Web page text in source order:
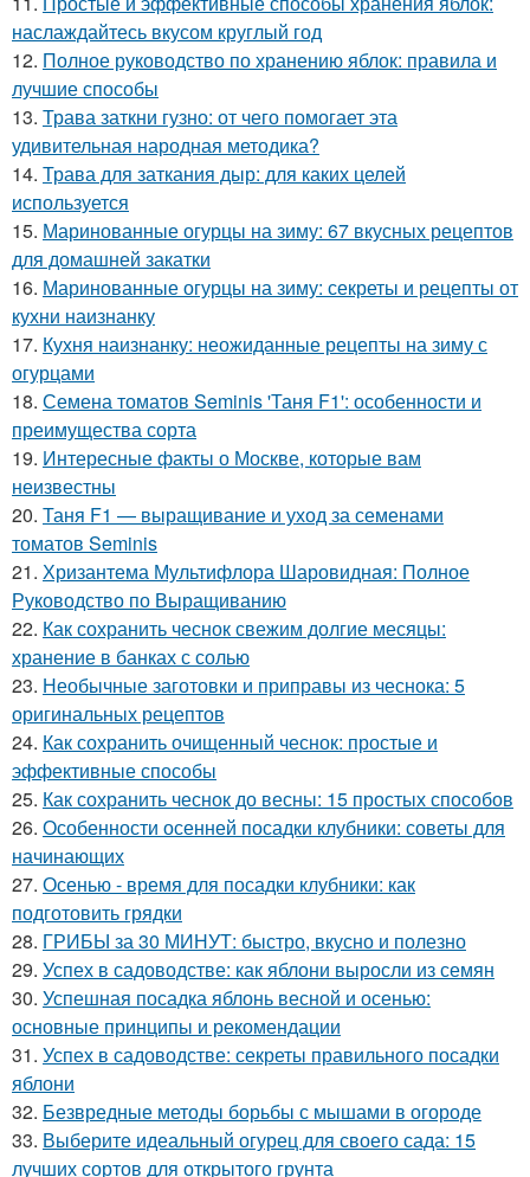
наслаждайтесь вкусом круглый год
12. Полное руководство по хранению яблок: правила и
лучшие способы
13. Трава заткни гузно: от чего помогает эта
удивительная народная методика?
14. Трава для заткания дыр: для каких целей
используется
15. Маринованные огурцы на зиму: 67 вкусных рецептов
для домашней закатки
16. Маринованные огурцы на зиму: секреты и рецепты от
кухни наизнанку
17. Кухня наизнанку: неожиданные рецепты на зиму с
огурцами
18. Семена томатов Seminis 'Таня F1': особенности и
преимущества сорта
19. Интересные факты о Москве, которые вам
неизвестны
20. Таня F1 — выращивание и уход за семенами
томатов Seminis
21. Хризантема Мультифлора Шаровидная: Полное
Руководство по Выращиванию
22. Как сохранить чеснок свежим долгие месяцы:
хранение в банках с солью
23. Необычные заготовки и приправы из чеснока: 5
оригинальных рецептов
24. Как сохранить очищенный чеснок: простые и
эффективные способы
25. Как сохранить чеснок до весны: 15 простых способов
26. Особенности осенней посадки клубники: советы для
начинающих
27. Осенью - время для посадки клубники: как
подготовить грядки
28. ГРИБЫ за 30 МИНУТ: быстро, вкусно и полезно
29. Успех в садоводстве: как яблони выросли из семян
30. Успешная посадка яблонь весной и осенью:
основные принципы и рекомендации
31. Успех в садоводстве: секреты правильного посадки
яблони
32. Безвредные методы борьбы с мышами в огороде
33. Выберите идеальный огурец для своего сада: 15
лучших сортов для открытого грунта